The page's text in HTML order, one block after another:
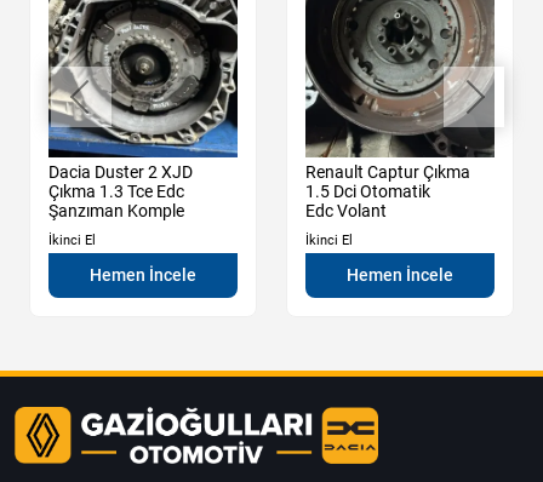
Dacia Duster 2 XJD
Çıkma 1.3 Tce Edc
Şanzıman Komple
İkinci El
Hemen İncele
Renault Captur Çıkma
1.5 Dci Otomatik
Edc Volant
İkinci El
Hemen İncele